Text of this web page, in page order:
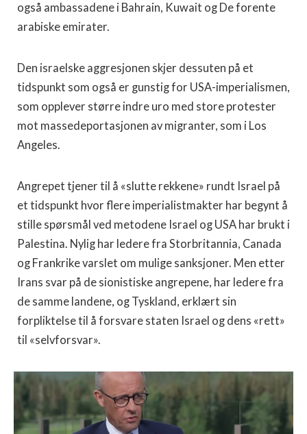
også ambassadene i Bahrain, Kuwait og De forente
arabiske emirater.
Den israelske aggresjonen skjer dessuten på et
tidspunkt som også er gunstig for USA-imperialismen,
som opplever større indre uro med store protester
mot massedeportasjonen av migranter, som i Los
Angeles.
Angrepet tjener til å «slutte rekkene» rundt Israel på
et tidspunkt hvor flere imperialistmakter har begynt å
stille spørsmål ved metodene Israel og USA har brukt i
Palestina. Nylig har ledere fra Storbritannia, Canada
og Frankrike varslet om mulige sanksjoner. Men etter
Irans svar på de sionistiske angrepene, har ledere fra
de samme landene, og Tyskland, erklært sin
forpliktelse til å forsvare staten Israel og dens «rett»
til «selvforsvar».